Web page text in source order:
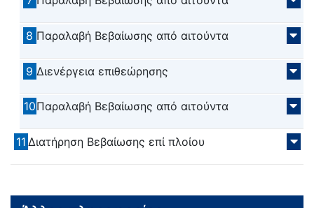
8 Παραλαβή Βεβαίωσης από αιτούντα
9 Διενέργεια επιθεώρησης
10Παραλαβή Βεβαίωσης από αιτούντα
11 Διατήρηση Βεβαίωσης επί πλοίου